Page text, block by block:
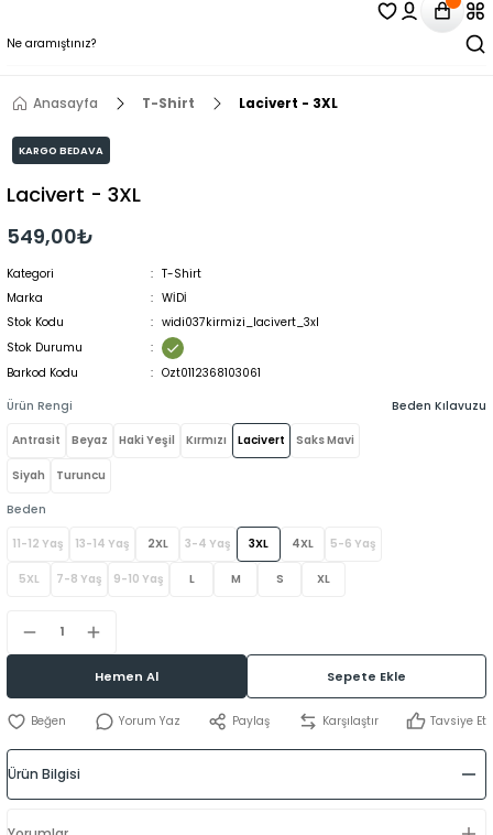
Anasayfa T-Shirt Lacivert - 3XL
KARGO BEDAVA
Lacivert - 3XL
549,00₺
Kategori
T-Shirt
Marka
WİDİ
Stok Kodu
widi037kirmizi_lacivert_3xl
Stok Durumu
Barkod Kodu
Ozt0112368103061
Ürün Rengi
Antrasit Beyaz Haki Yeşil Kırmızı Lacivert Saks Mavi
Siyah Turuncu
Beden
11-12 Yaş 13-14 Yaş 2XL 3-4 Yaş 3XL 4XL 5-6 Yaş
5XL 7-8 Yaş 9-10 Yaş L M S XL
Beden Kılavuzu
Hemen Al Sepete Ekle
Yorum Yaz Paylaş Karşılaştır Tavsiye Et
Ürün Bilgisi